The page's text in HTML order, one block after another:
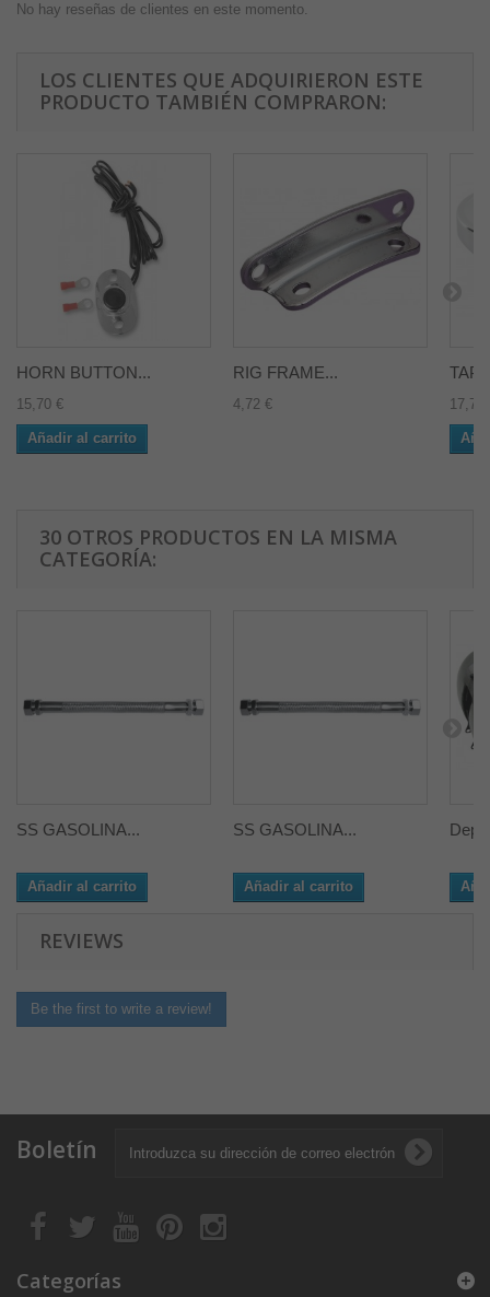
No hay reseñas de clientes en este momento.
LOS CLIENTES QUE ADQUIRIERON ESTE
PRODUCTO TAMBIÉN COMPRARON:
HORN BUTTON...
15,70 €
Añadir al carrito
RIG FRAME...
4,72 € 17,77
30 OTROS PRODUCTOS EN LA MISMA
CATEGORÍA:
SS GASOLINA...
Añadir al carrito
SS GASOLINA...
Añadir al carrito
REVIEWS
Be the first to write a review!
Boletín
Categorías